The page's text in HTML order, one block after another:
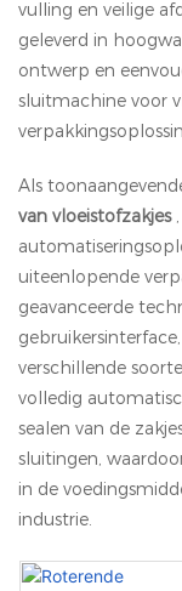
vulling en veilige
geleverd in
ontwerp en
sluitmachine voor
Als
van vloeistofzakjes,
uiteenlopende
geavanceerde
verschillende
volledig
sealen van de
sluitingen,
in de
industrie.